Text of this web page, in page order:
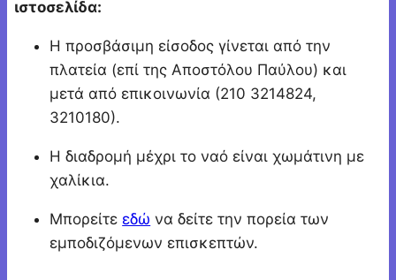
ιστοσελίδα:
Η προσβάσιμη είσοδος γίνεται από την
πλατεία (επί της Αποστόλου Παύλου) και
μετά από επικοινωνία (210 3214824,
3210180).
Η διαδρομή μέχρι το ναό είναι χωμάτινη με
χαλίκια.
Μπορείτε εδώ να δείτε την πορεία των
εμποδιζόμενων επισκεπτών.